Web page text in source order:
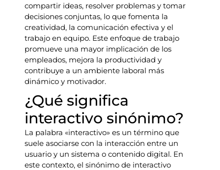
compartir ideas, resolver problemas y tomar
decisiones conjuntas, lo que fomenta la
creatividad, la comunicación efectiva y el
trabajo en equipo. Este enfoque de trabajo
promueve una mayor implicación de los
empleados, mejora la productividad y
contribuye a un ambiente laboral más
dinámico y motivador.
¿Qué significa
interactivo sinónimo?
La palabra «interactivo» es un término que
suele asociarse con la interacción entre un
usuario y un sistema o contenido digital. En
este contexto, el sinónimo de interactivo